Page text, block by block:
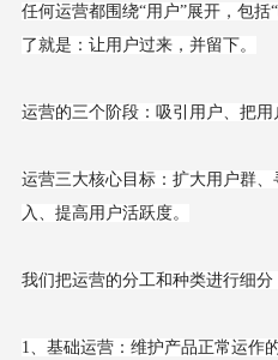
任何运营都围绕“用户”展开，包括
了就是：让用户过来，并留下。
运营的三个阶段：吸引用户、把用
运营三大核心目标：扩大用户群
入、提高用户活跃度。
我们把运营的分工和种类进行细分
1、基础运营：维护产品正常运作